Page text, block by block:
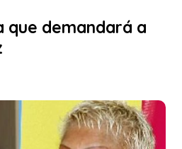
que demandará a